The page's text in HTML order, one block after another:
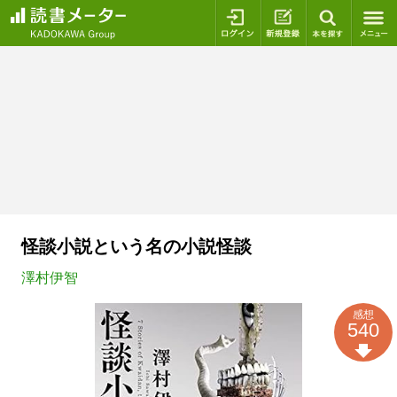
ログイン 新規登録
怪談小説という名の小説怪談
澤村伊智
感想
540